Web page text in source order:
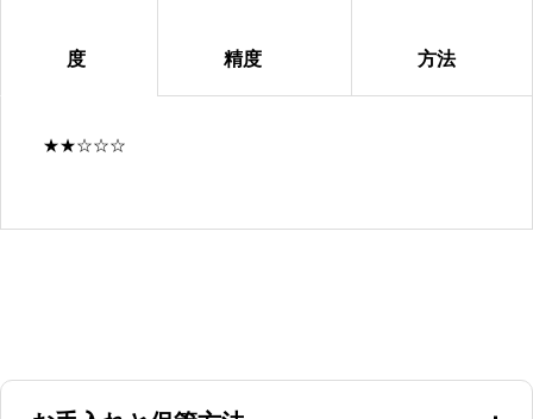
度 精度 方法
★★☆☆☆